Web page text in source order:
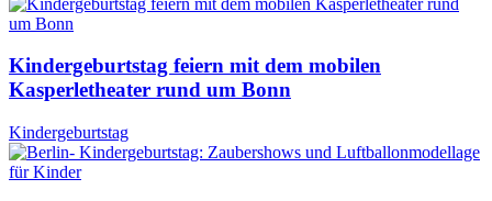
Kindergeburtstag feiern mit dem mobilen
Kasperletheater rund um Bonn
Kindergeburtstag